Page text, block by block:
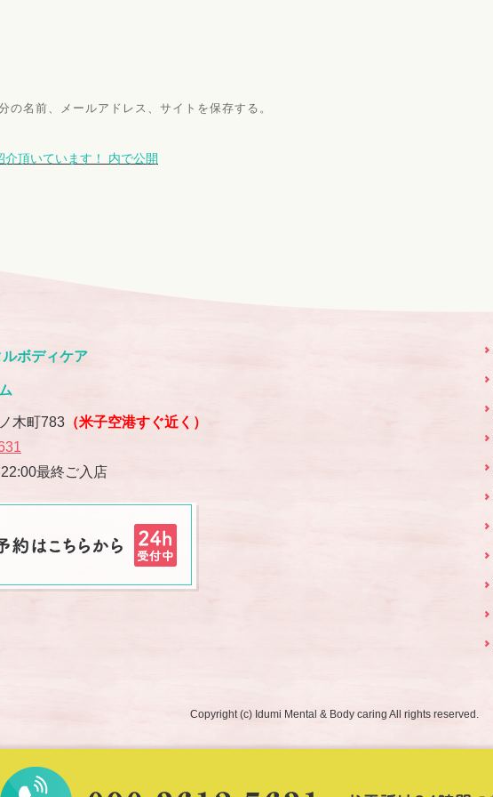
名前、メールアドレス、サイトを保存する。
頂いています！ 内で公開
ルボディケア
木町783 （米子空港すぐ近く）
最終ご入店
Copyright (c) Idumi Mental & Body caring All rights reserved.